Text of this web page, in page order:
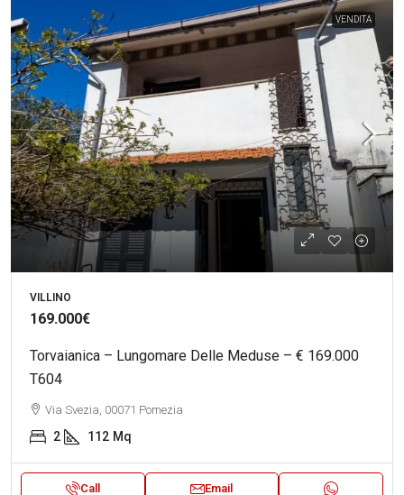
VENDITA
VILLINO
169.000€
Torvaianica – Lungomare Delle Meduse – € 169.000
T604
Via Svezia, 00071 Pomezia
2 112 Mq
Call Email